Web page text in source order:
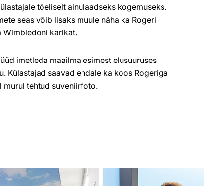
tõeliselt ainulaadseks kogemuseks.
seas võib lisaks muule näha ka Rogeri
Wimbledoni karikat.
imetleda maailma esimest elusuuruses
Külastajad saavad endale ka koos Rogeriga
murul tehtud suveniirfoto.